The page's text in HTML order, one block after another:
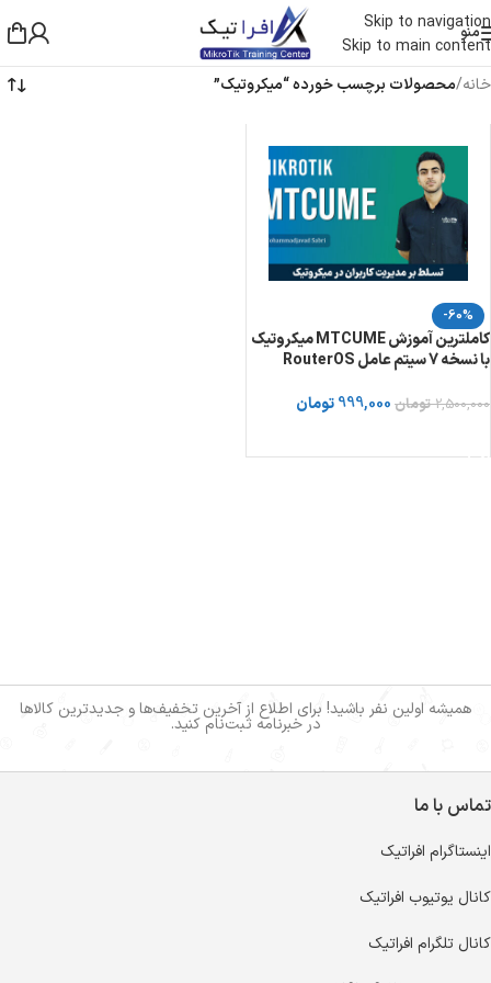
Skip to navigation
Skip to main content
منو
خانه/محصولات برچسب خورده “میکروتیک”
-60%
کاملترین آموزش MTCUME میکروتیک
با نسخه 7 سیتم عامل RouterOS
2,500,000 تومان 999,000تومان
همیشه اولین نفر باشید! برای اطلاع از آخرین تخفیف‌ها و جدیدترین کالاها
در خبرنامه ثبت‌نام کنید.
تماس با ما
اینستاگرام افراتیک
کانال یوتیوب افراتیک
کانال تلگرام افراتیک